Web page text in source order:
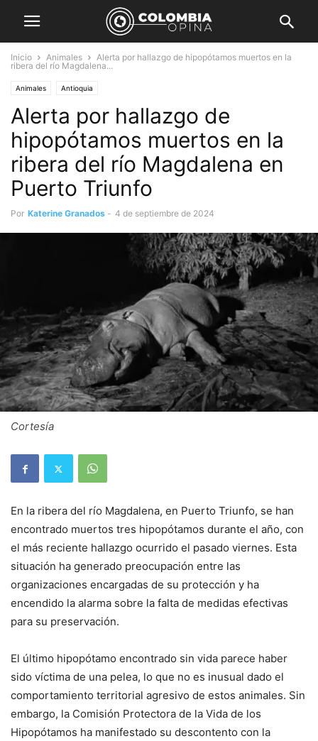
Inicio Animales
Alerta por hallazgo de hipopótamos muertos en la
ribera del río Magdalena...
Animales Antioquia
Alerta por hallazgo de
hipopótamos muertos en la
ribera del río Magdalena en
Puerto Triunfo
Por Katerine Granados - 4 de septiembre de 2024
Cortesía
En la ribera del río Magdalena, en Puerto Triunfo, se han
encontrado muertos tres hipopótamos durante el año, con
el más reciente hallazgo ocurrido el pasado viernes. Esta
situación ha generado preocupación entre las
organizaciones encargadas de su protección y ha
encendido la alarma sobre la falta de medidas efectivas
para su preservación.
El último hipopótamo encontrado sin vida parece haber
sido víctima de una pelea, lo que no es inusual dado el
comportamiento territorial agresivo de estos animales. Sin
embargo, la Comisión Protectora de la Vida de los
Hipopótamos ha manifestado su descontento con la